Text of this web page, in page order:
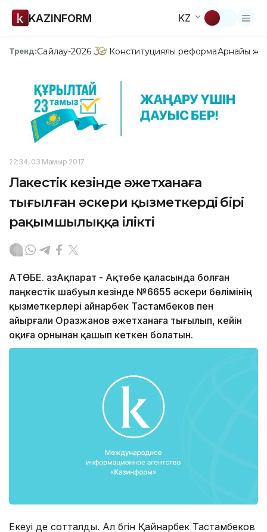
KAZINFORM KZ
Тренд:Сайлау-2026 Конституциялық реформаАрнайы
22:34, 03 Мамыр 2017
Лаңкестік кезінде әжетханаға
тығылған әскери қызметкердің бірі
рақымшылыққа ілікті
АҚТӨБЕ. ҚазАқпарат - Ақтөбе қаласында болған
лаңкестік шабуыл кезінде №6655 әскери бөлімінің
қызметкерлері Қайнарбек Тастамбеков пен
Қайырғали Оразжанов әжетханаға тығылып, кейін
оқиға орнынан қашып кеткен болатын.
Екеуі де сотталды. Ал бүгін Қайнарбек Тастамбеков